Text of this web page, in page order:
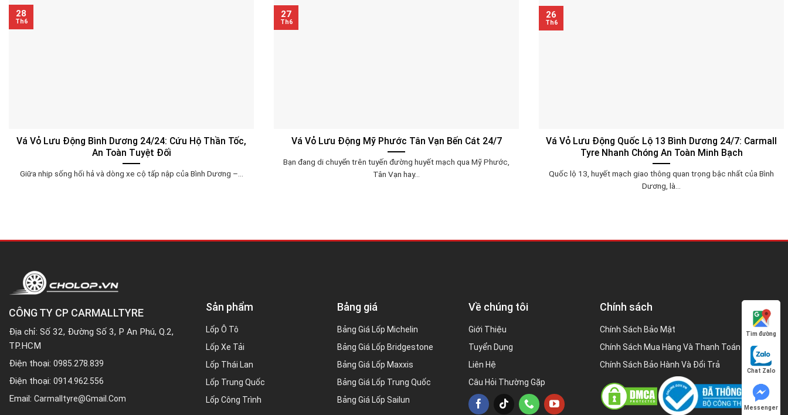
Vá Vỏ Lưu Động Bình Dương 24/24: Cứu Hộ Thần Tốc,
An Toàn Tuyệt Đối
Giữa nhịp sống hối hả và dòng xe cộ tấp nập của Bình Dương –...
28
Th6
Vá Vỏ Lưu Động Mỹ Phước Tân Vạn Bến Cát 24/7
Bạn đang di chuyển trên tuyến đường huyết mạch qua Mỹ Phước,
Tân Vạn hay...
27
Th6
Vá Vỏ Lưu Động Quốc Lộ 13 Bình Dương 24/7: Carmall
Tyre Nhanh Chóng An Toàn Minh Bạch
Quốc lộ 13, huyết mạch giao thông quan trọng bậc nhất của Bình
Dương, là...
26
Th6
CÔNG TY CP CARMALLTYRE
Địa chỉ: Số 32, Đường Số 3, P An Phú, Q.2,
TP.HCM
Điện thoại: 0985.278.839
Điện thoại: 0914.962.556
Email: Carmalltyre@gmail.com
Sản phẩm
Lốp Ô Tô
Lốp Xe Tải
Lốp Thái Lan
Lốp Trung Quốc
Lốp Công Trình
Bảng giá
Bảng Giá Lốp Michelin
Bảng Giá Lốp Bridgestone
Bảng Giá Lốp Maxxis
Bảng Giá Lốp Trung Quốc
Bảng Giá Lốp Sailun
Về chúng tôi
Giới Thiệu
Tuyển Dụng
Liên Hệ
Câu Hỏi Thường Gặp
Chính sách
Chính Sách Bảo Mật
Chính Sách Mua Hàng Và Thanh Toán
Chính Sách Bảo Hành Và Đổi Trả
Tìm đường
Chat Zalo
Messenger